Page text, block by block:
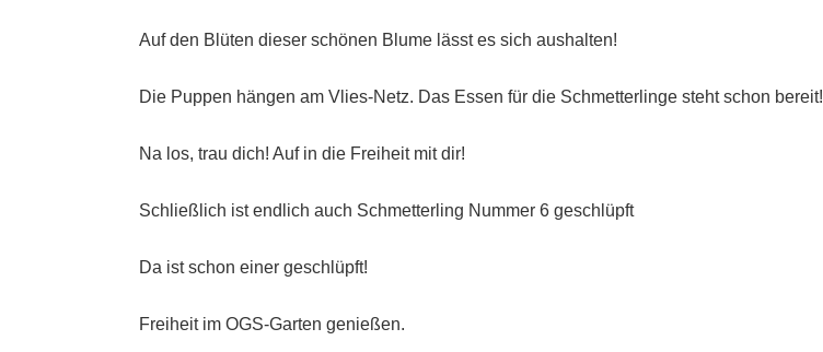
Auf den Blüten dieser schönen Blume lässt es sich aushalten!
Die Puppen hängen am Vlies-Netz. Das Essen für die Schmetterlinge steht schon bereit!
Na los, trau dich! Auf in die Freiheit mit dir!
Schließlich ist endlich auch Schmetterling Nummer 6 geschlüpft
Da ist schon einer geschlüpft!
Freiheit im OGS-Garten genießen.